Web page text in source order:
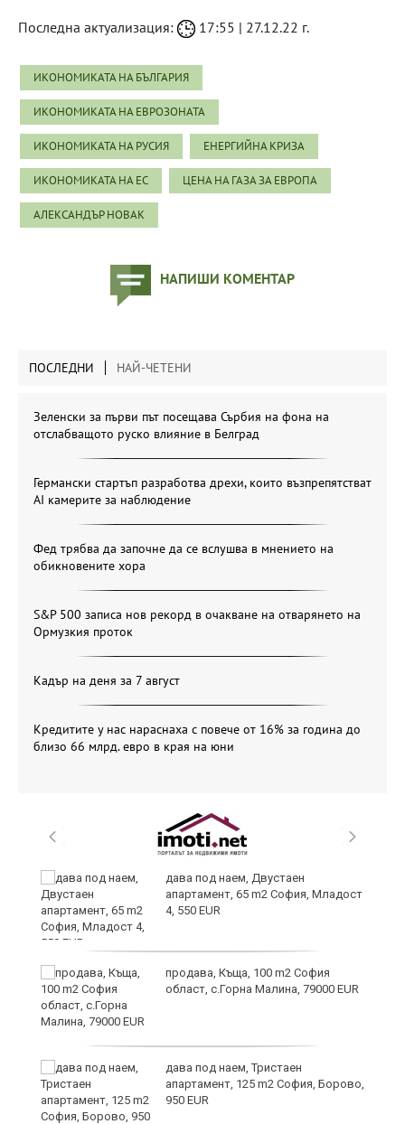
Последна актуализация: 17:55 | 27.12.22 г.
ИКОНОМИКАТА НА БЪЛГАРИЯ
ИКОНОМИКАТА НА ЕВРОЗОНАТА
ИКОНОМИКАТА НА РУСИЯ ЕНЕРГИЙНА КРИЗА
ИКОНОМИКАТА НА ЕС ЦЕНА НА ГАЗА ЗА ЕВРОПА
АЛЕКСАНДЪР НОВАК
НАПИШИ КОМЕНТАР
ПОСЛЕДНИ НАЙ-ЧЕТЕНИ
Зеленски за първи път посещава Сърбия на фона на
отслабващото руско влияние в Белград
Германски стартъп разработва дрехи, които възпрепятстват
AI камерите за наблюдение
Фед трябва да започне да се вслушва в мнението на
обикновените хора
S&P 500 записа нов рекорд в очакване на отварянето на
Ормузкия проток
Кадър на деня за 7 август
Кредитите у нас нараснаха с повече от 16% за година до
близо 66 млрд. евро в края на юни
дава под наем, Двустаен
апартамент, 65 m2 София, Младост
4, 550 EUR
продава, Къща, 100 m2 София
област, с.Горна Малина, 79000 EUR
дава под наем, Тристаен
апартамент, 125 m2 София, Борово,
950 EUR